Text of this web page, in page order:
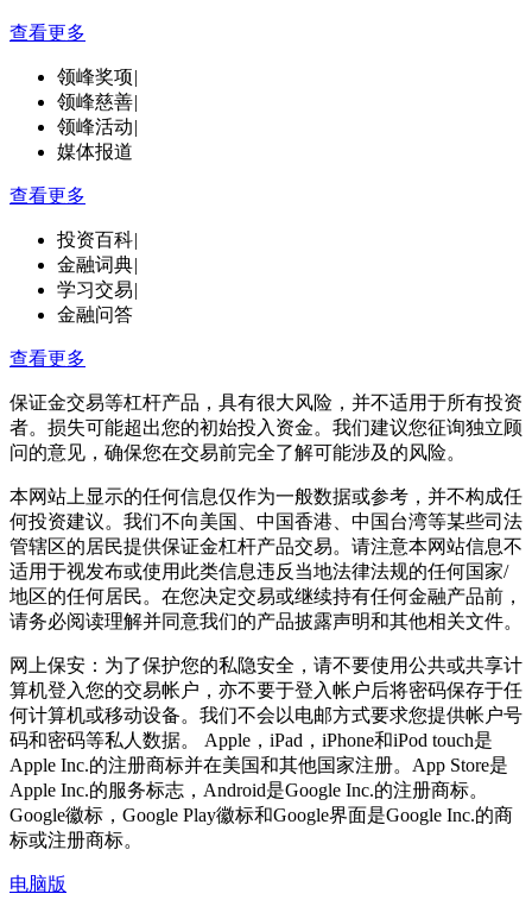
查看更多
领峰奖项|
领峰慈善|
领峰活动|
媒体报道
查看更多
投资百科|
金融词典|
学习交易|
金融问答
查看更多
保证金交易等杠杆产品，具有很大风险，并不适用于所有投资
者。损失可能超出您的初始投入资金。我们建议您征询独立顾
问的意见，确保您在交易前完全了解可能涉及的风险。
本网站上显示的任何信息仅作为一般数据或参考，并不构成任
何投资建议。我们不向美国、中国香港、中国台湾等某些司法
管辖区的居民提供保证金杠杆产品交易。请注意本网站信息不
适用于视发布或使用此类信息违反当地法律法规的任何国家/
地区的任何居民。在您决定交易或继续持有任何金融产品前，
请务必阅读理解并同意我们的产品披露声明和其他相关文件。
网上保安：为了保护您的私隐安全，请不要使用公共或共享计
算机登入您的交易帐户，亦不要于登入帐户后将密码保存于任
何计算机或移动设备。我们不会以电邮方式要求您提供帐户号
码和密码等私人数据。 Apple，iPad，iPhone和iPod touch是
Apple Inc.的注册商标并在美国和其他国家注册。App Store是
Apple Inc.的服务标志，Android是Google Inc.的注册商标。
Google徽标，Google Play徽标和Google界面是Google Inc.的商
标或注册商标。
电脑版